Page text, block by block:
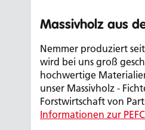
Massivholz aus
Nemmer produziert
wird bei uns groß
hochwertige
unser Massivholz -
Forstwirtschaft von
Informationen zur